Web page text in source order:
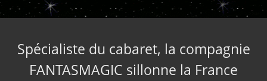
Spécialiste du cabaret, la compagnie
FANTASMAGIC sillonne la France